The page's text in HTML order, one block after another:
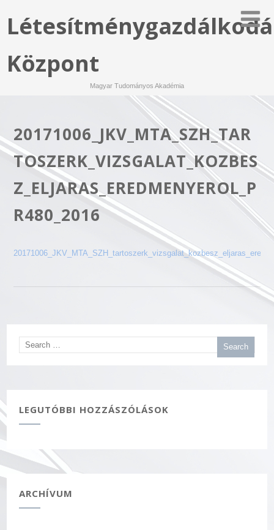
Központ
Magyar Tudományos Akadémia
20171006_JKV_MTA_SZH_TAR
TOSZERK_VIZSGALAT_KOZBES
Z_ELJARAS_EREDMENYEROL_P
R480_2016
LEGUTÓBBI HOZZÁSZÓLÁSOK
ARCHÍVUM